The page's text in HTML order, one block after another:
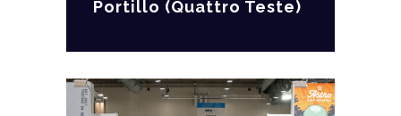
Portillo (Quattro Teste)